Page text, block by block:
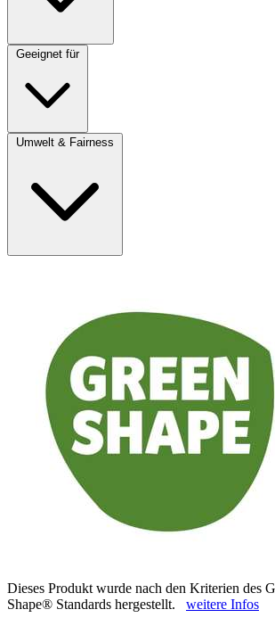
Geeignet für
Umwelt & Fairness
Dieses Produkt wurde nach den Kriterien des
Shape® Standards hergestellt. weitere Infos